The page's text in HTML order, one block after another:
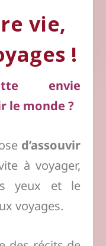
vie,
!
envie
le monde ?
d’assouvir
à voyager,
yeux et le
voyages.